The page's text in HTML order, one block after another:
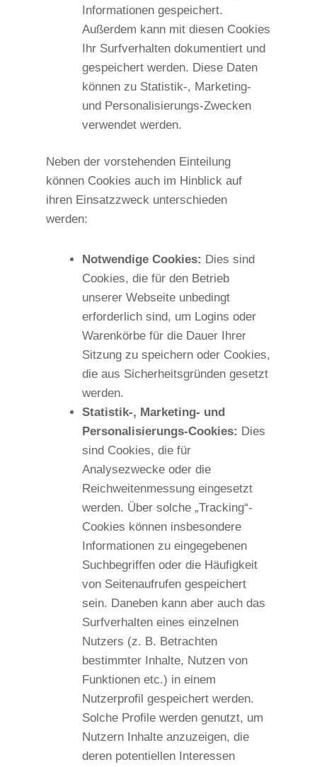
Informationen gespeichert.
Außerdem kann mit diesen Cookies
Ihr Surfverhalten dokumentiert und
gespeichert werden. Diese Daten
können zu Statistik-, Marketing-
und Personalisierungs-Zwecken
verwendet werden.
Neben der vorstehenden Einteilung
können Cookies auch im Hinblick auf
ihren Einsatzzweck unterschieden
werden:
Notwendige Cookies: Dies sind
Cookies, die für den Betrieb
unserer Webseite unbedingt
erforderlich sind, um Logins oder
Warenkörbe für die Dauer Ihrer
Sitzung zu speichern oder Cookies,
die aus Sicherheitsgründen gesetzt
werden.
Statistik-, Marketing- und
Personalisierungs-Cookies: Dies
sind Cookies, die für
Analysezwecke oder die
Reichweitenmessung eingesetzt
werden. Über solche „Tracking“-
Cookies können insbesondere
Informationen zu eingegebenen
Suchbegriffen oder die Häufigkeit
von Seitenaufrufen gespeichert
sein. Daneben kann aber auch das
Surfverhalten eines einzelnen
Nutzers (z. B. Betrachten
bestimmter Inhalte, Nutzen von
Funktionen etc.) in einem
Nutzerprofil gespeichert werden.
Solche Profile werden genutzt, um
Nutzern Inhalte anzuzeigen, die
deren potentiellen Interessen